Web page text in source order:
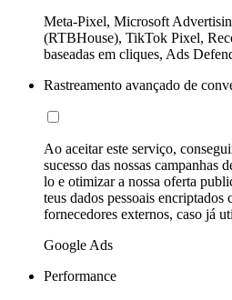
Meta-Pixel, Microsoft
(RTBHouse), TikTok Pixel,
baseadas em cliques, Ads
Rastreamento avançado de
Ao aceitar este serviço,
sucesso das nossas campanhas
lo e otimizar a nossa oferta
teus dados pessoais encriptados
fornecedores externos, caso já
Google Ads
Performance